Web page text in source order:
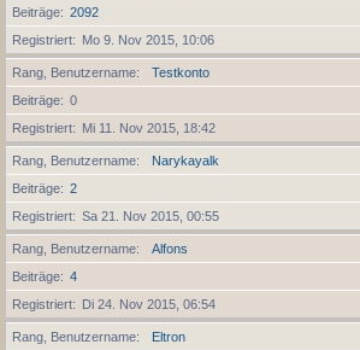
Beiträge
2092
Registriert
Mo 9. Nov 2015, 10:06
Rang, Benutzername
Testkonto
Beiträge
0
Registriert
Mi 11. Nov 2015, 18:42
Rang, Benutzername
Narykayalk
Beiträge
2
Registriert
Sa 21. Nov 2015, 00:55
Rang, Benutzername
Alfons
Beiträge
4
Registriert
Di 24. Nov 2015, 06:54
Rang, Benutzername
Eltron